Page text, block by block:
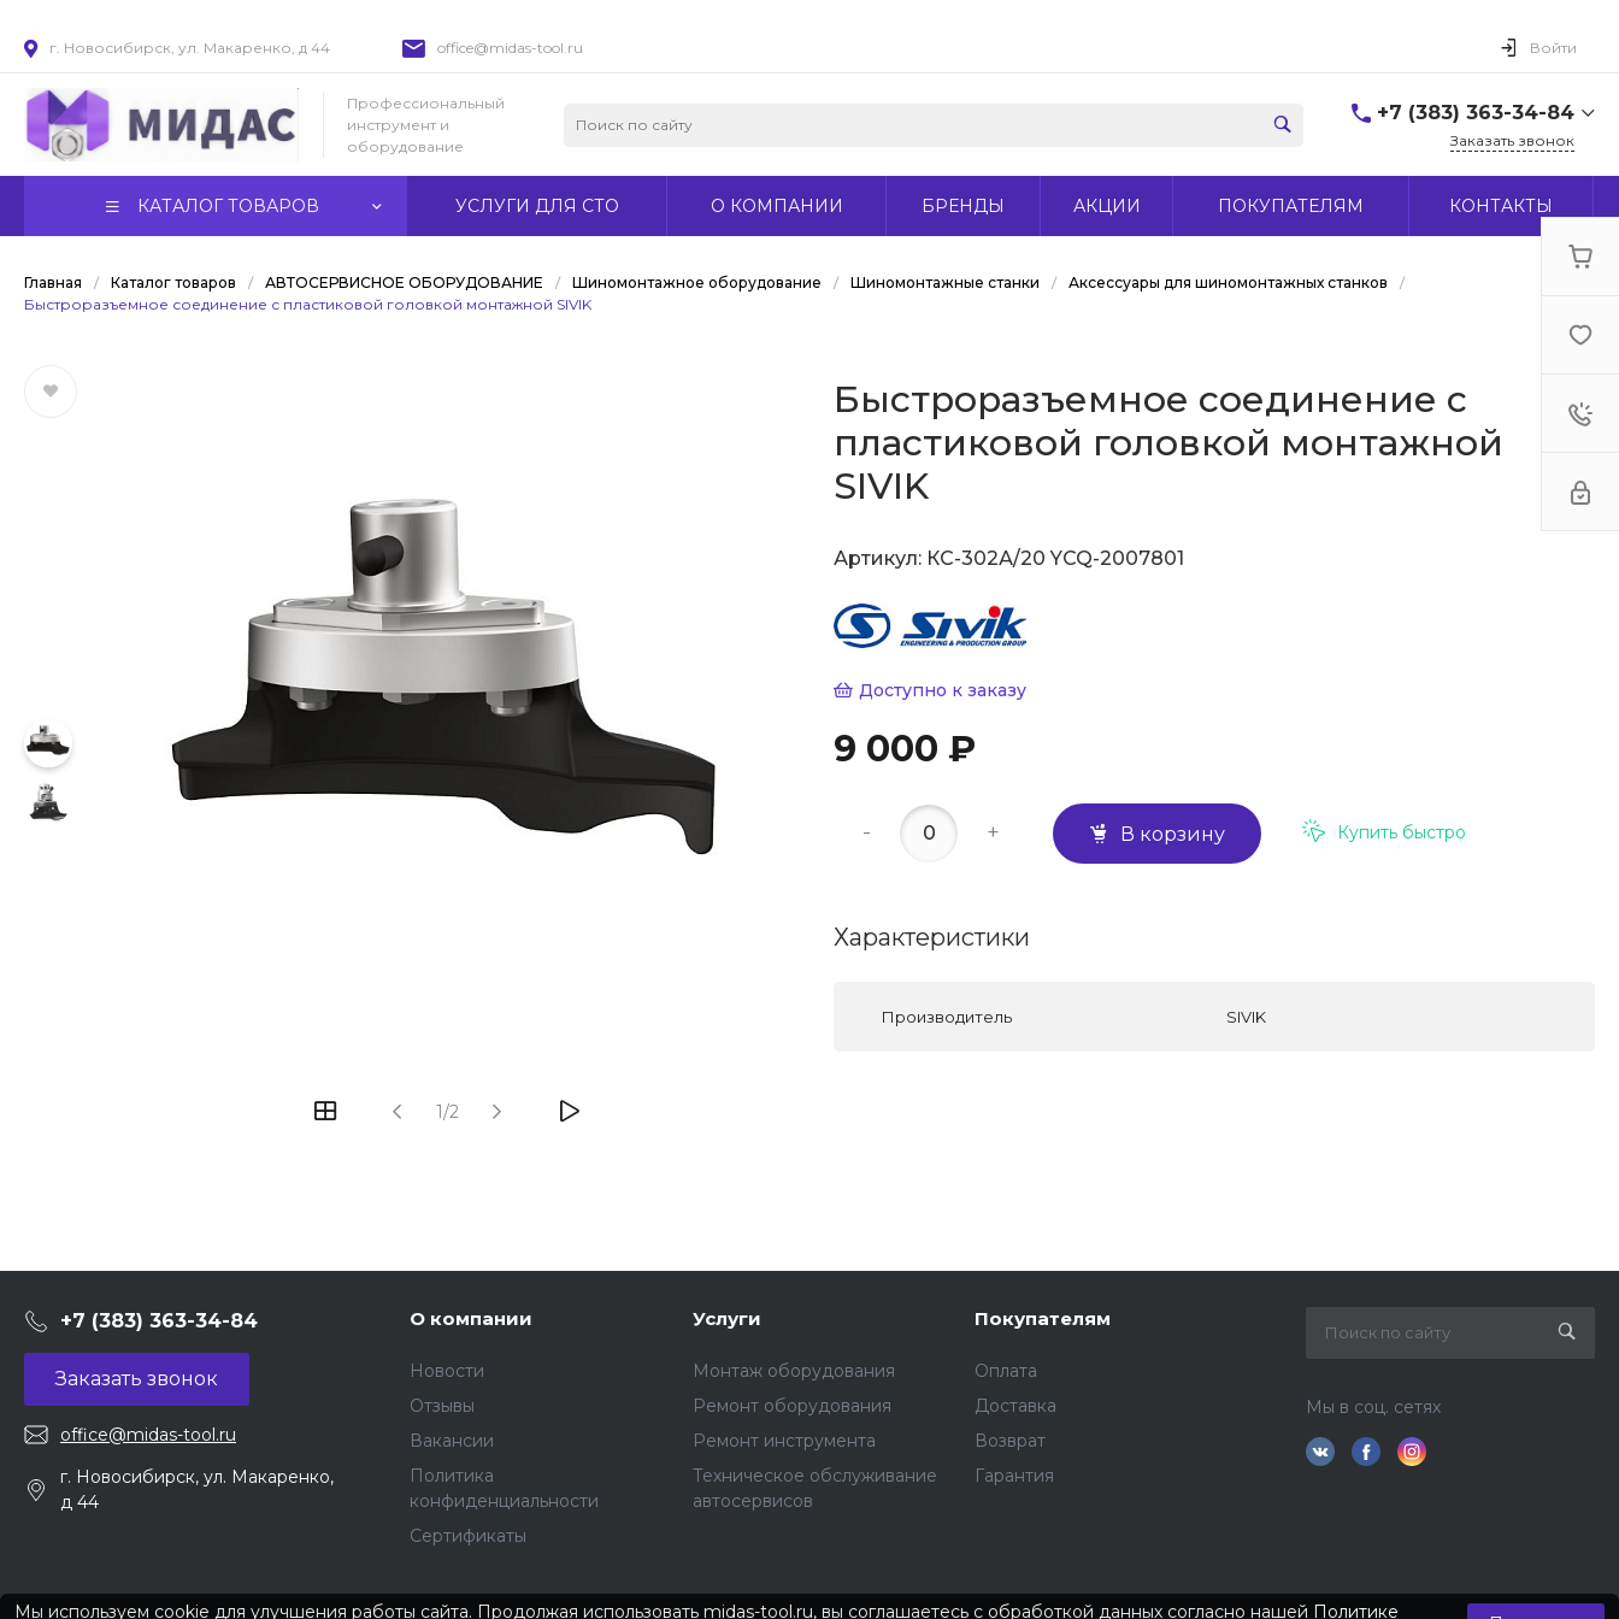
г. Новосибирск, ул. Макаренко, д 44 office@midas-tool.ru Войти
Профессиональный
инструмент и
оборудование
+7 (383) 363-34-84
г. Новосибирск, ул.
Заказать звонок
КАТАЛОГ ТОВАРОВ УСЛУГИ ДЛЯ СТО О КОМПАНИИ БРЕНДЫ АКЦИИ ПОКУПАТЕЛЯМ КОНТАКТЫ
Главная / Каталог товаров / АВТОСЕРВИСНОЕ ОБОРУДОВАНИЕ / Шиномонтажное оборудование / Шиномонтажные станки / Аксессуары для шиномонтажных станков
/
Быстроразъемное соединение с пластиковой головкой монтажной SIVIK
1/2
Быстроразъемное соединение с
пластиковой головкой монтажной
SIVIK
Артикул: КС-302А/20 YCQ-2007801
Доступно к заказу
9 000 ₽
- + В корзину Купить быстро
Характеристики
Производитель SIVIK
+7 (383) 363-34-84
Заказать звонок
office@midas-tool.ru
г. Новосибирск, ул. Макаренко,
д 44
О компании
Новости
Отзывы
Вакансии
Политика
конфиденциальности
Сертификаты
Услуги
Монтаж оборудования
Ремонт оборудования
Ремонт инструмента
Техническое обслуживание
автосервисов
Покупателям
Оплата
Доставка
Возврат
Гарантия
Мы в соц. сетях
Мы используем cookie для улучшения работы сайта. Продолжая использовать midas-tool.ru, вы соглашаетесь с обработкой данных согласно нашей Политике